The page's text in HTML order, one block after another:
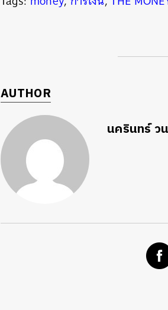
AUTHOR
นครินทร์ ว